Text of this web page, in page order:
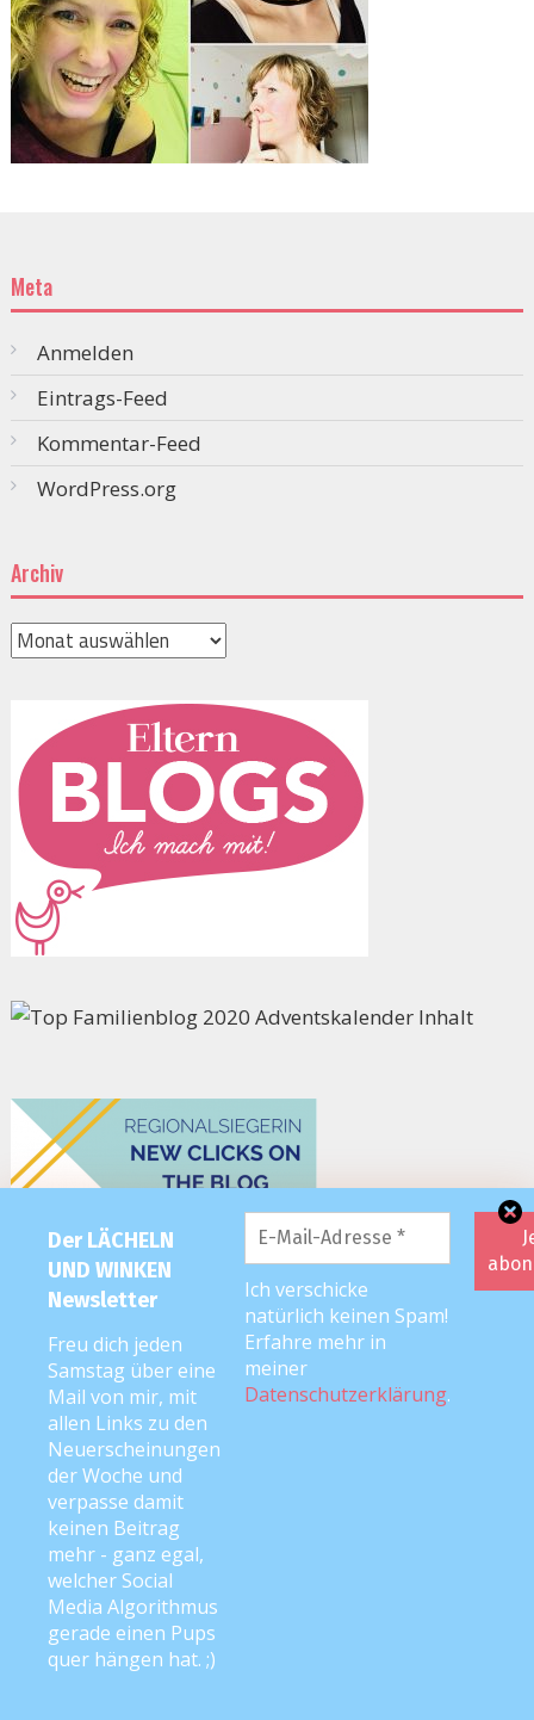
Der LÄCHELN
UND WINKEN
Newsletter
Freu dich jeden
Samstag über eine
Mail von mir, mit
allen Links zu den
Neuerscheinungen
der Woche und
verpasse damit
keinen Beitrag
mehr - ganz egal,
welcher Social
Media Algorithmus
gerade einen Pups
quer hängen hat. ;)
Ich verschicke
natürlich keinen Spam!
Erfahre mehr in
meiner
Datenschutzerklärung.
Meta
Anmelden
Eintrags-Feed
Kommentar-Feed
WordPress.org
Archiv
Archiv
2026 editorial|Editorial Pro by
Copyright © Anke Neckar